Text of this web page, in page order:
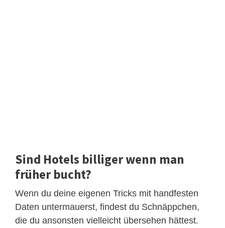
Sind Hotels billiger wenn man
früher bucht?
Wenn du deine eigenen Tricks mit handfesten
Daten untermauerst, findest du Schnäppchen,
die du ansonsten vielleicht übersehen hättest.